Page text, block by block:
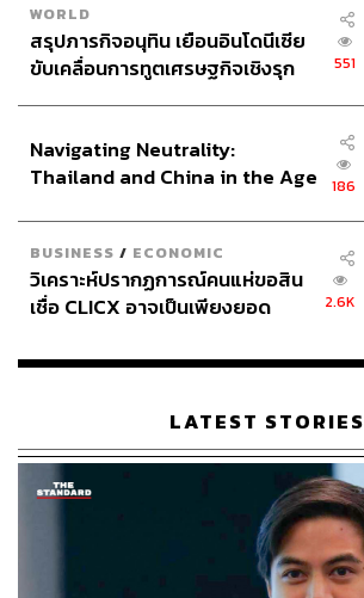
WORLD
สรุปภารกิจอนุทิน เยือนอินโดนีเซีย
ขับเคลื่อนการทูตเศรษฐกิจเชิงรุก
551
Navigating Neutrality:
Thailand and China in the Age
186
BUSINESS / ECONOMIC
วิเคราะห์ปรากฏการณ์คนแห่ขอสิน
เชื่อ CLICX อาจเป็นเพียงยอด
เรือนไทยที่ถูกซุกไว้
2.6K
LATEST STORIES